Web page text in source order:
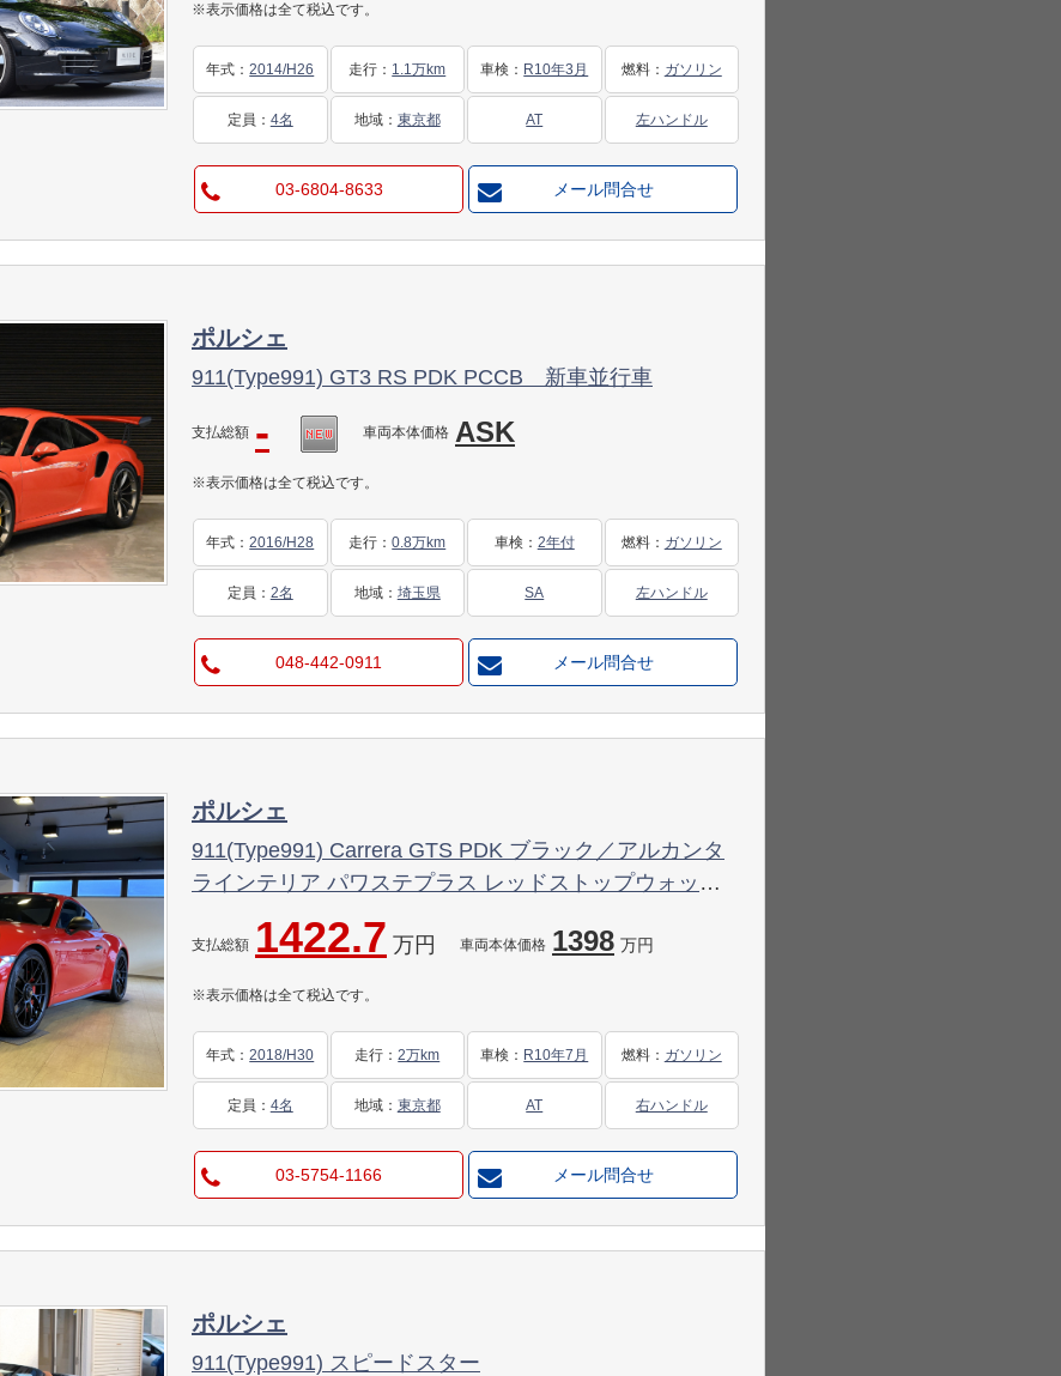
※表示価格は全て税込です。
年式 ：2014/H26 走行 ： 1.1万km 車検 ： R10年3月 燃料： ガソリン
定員 ： 4名 地域： 東京都 AT 左ハンドル
03-6804-8633 メール問合せ
ポルシェ
911(Type991) GT3 RS PDK PCCB 新車並行車
支払総額 - 車両本体価格 ASK
※表示価格は全て税込です。
年式 ：2016/H28 走行 ：0.8万km 車検 ： 2年付 燃料： ガソリン
定員 ： 2名 地域： 埼玉県 SA 左ハンドル
048-442-0911 メール問合せ
ポルシェ
911(Type991) Carrera GTS PDK ブラック／アルカンタ
ラインテリア パワステプラス レッドストップウォッチ
リードライブシステム クルーズコントロール シートヒ
支払総額 1422.7 万円 車両本体価格 1398 万円
※表示価格は全て税込です。
年式 ：2018/H30 走行 ：2万km 車検 ： R10年7月 燃料： ガソリン
定員 ： 4名 地域： 東京都 AT 右ハンドル
03-5754-1166 メール問合せ
ポルシェ
911(Type991) スピードスター